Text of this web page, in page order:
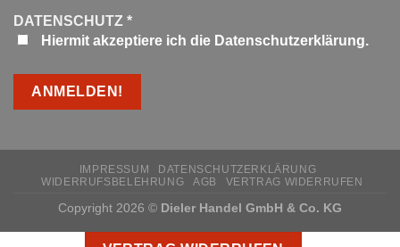
DATENSCHUTZ *
Hiermit akzeptiere ich die Datenschutzerklärung.
IMPRESSUM
DATENSCHUTZERKLÄRUNG
WIDERRUFSBELEHRUNG
AGB VERTRAG WIDERRUFEN
Copyright 2026 © Dieler Handel GmbH & Co. KG